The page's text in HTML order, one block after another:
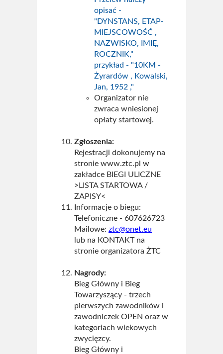
opisać -
"DYNSTANS, ETAP-
MIEJSCOWOŚĆ ,
NAZWISKO, IMIĘ,
ROCZNIK,"
przykład - "10KM -
Żyrardów , Kowalski,
Jan, 1952 ,"
Organizator nie
zwraca wniesionej
opłaty startowej.
Zgłoszenia:
Rejestracji dokonujemy na
stronie www.ztc.pl w
zakładce BIEGI ULICZNE
>LISTA STARTOWA /
ZAPISY<
Informacje o biegu:
Telefoniczne - 607626723
Mailowe: ztc@onet.eu
lub na KONTAKT na
stronie organizatora ŻTC
Nagrody:
Bieg Główny i Bieg
Towarzyszący - trzech
pierwszych zawodników i
zawodniczek OPEN oraz w
kategoriach wiekowych
zwycięzcy.
Bieg Główny i